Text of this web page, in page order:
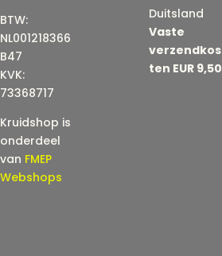
BTW:
NL001218366
B47
KVK:
73368717
Kruidshop is
onderdeel
van FMEP
Webshops
Duitsland
Vaste
verzendkos
ten EUR 9,50